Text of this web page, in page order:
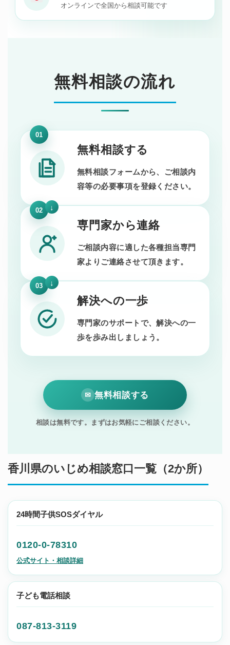
オンラインで全国から相談可能です
無料相談の流れ
01
無料相談する
無料相談フォームから、ご相談内
容等の必要事項を登録ください。
02
専門家から連絡
ご相談内容に適した各種担当専門
家よりご連絡させて頂きます。
03
解決への一歩
専門家のサポートで、解決への一
歩を歩み出しましょう。
✉ 無料相談する
相談は無料です。まずはお気軽にご相談ください。
香川県のいじめ相談窓口一覧（2か所）
24時間子供SOSダイヤル
0120-0-78310
公式サイト・相談詳細
子ども電話相談
087-813-3119